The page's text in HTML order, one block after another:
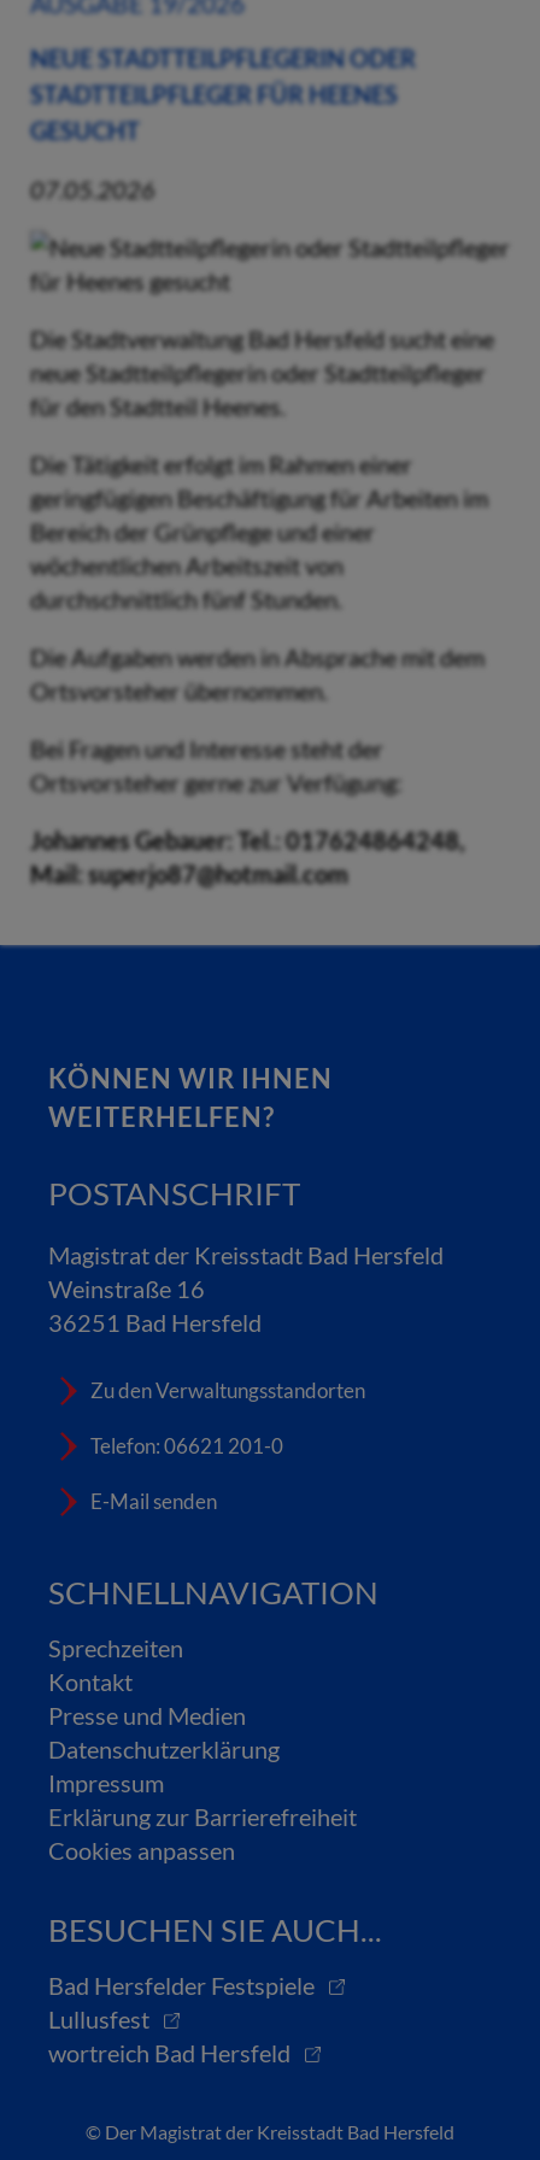
NEUE STADTTEILPFLEGERIN ODER
STADTTEILPFLEGER FÜR HEENES
GESUCHT
07.05.2026
Die Stadtverwaltung Bad Hersfeld sucht eine
neue Stadtteilpflegerin oder Stadtteilpfleger
für den Stadtteil Heenes.
Die Tätigkeit erfolgt im Rahmen einer
geringfügigen Beschäftigung für Arbeiten im
Bereich der Grünpflege und einer
wöchentlichen Arbeitszeit von
durchschnittlich fünf Stunden.
Die Aufgaben werden in Absprache mit dem
Ortsvorsteher übernommen.
Bei Fragen und Interesse steht der
Ortsvorsteher gerne zur Verfügung:
Johannes Gebauer: Tel.: 017624864248,
Mail: superjo87@hotmail.com
KÖNNEN WIR IHNEN
WEITERHELFEN?
POSTANSCHRIFT
Magistrat der Kreisstadt Bad Hersfeld
Weinstraße 16
36251 Bad Hersfeld
Zu den Verwaltungsstandorten
Telefon: 06621 201-0
E-Mail senden
SCHNELLNAVIGATION
Sprechzeiten
Kontakt
Presse und Medien
Datenschutzerklärung
Impressum
Erklärung zur Barrierefreiheit
Cookies anpassen
BESUCHEN SIE AUCH...
Bad Hersfelder Festspiele
Lullusfest
wortreich Bad Hersfeld
© Der Magistrat der Kreisstadt Bad Hersfeld